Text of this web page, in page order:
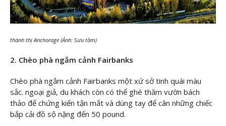
thành thị Anchorage (Ảnh: Sưu tầm)
2. Chèo phà ngắm cảnh Fairbanks
Chèo phà ngắm cảnh Fairbanks một xứ sở tinh quái màu
sắc. ngoại giả, du khách còn có thể ghé thăm vườn bách
thảo để chứng kiến tận mắt và dùng tay để cân những chiếc
bắp cải đồ sộ nặng đến 50 pound.